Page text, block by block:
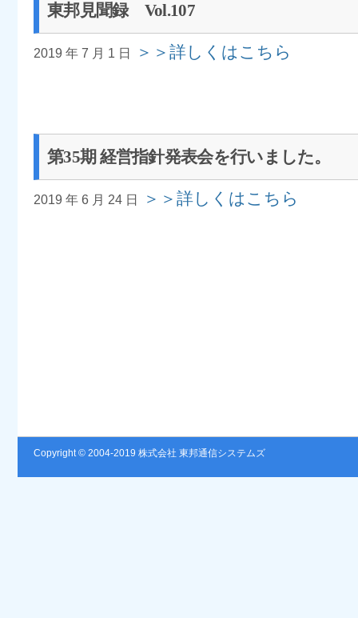
東邦見聞録 Vol.107
2019 年 7 月 1 日 ＞＞詳しくはこちら
第35期 経営指針発表会を行いました。
2019 年 6 月 24 日 ＞＞詳しくはこちら
Copyright © 2004-2019 株式会社 東邦通信システムズ